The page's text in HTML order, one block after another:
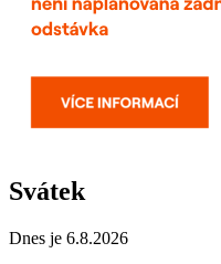
Svátek
Dnes je 6.8.2026